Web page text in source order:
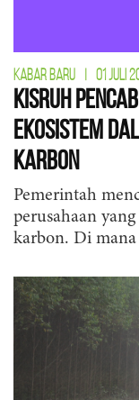
KABAR BARU 01 JULI
Kisruh
Ekosistem
Karbon
Pemerintah
perusahaan
karbon. Di mana